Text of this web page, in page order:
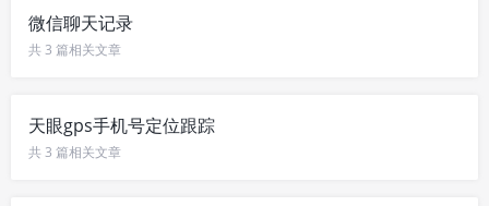
微信聊天记录
共 3 篇相关文章
天眼gps手机号定位跟踪
共 3 篇相关文章